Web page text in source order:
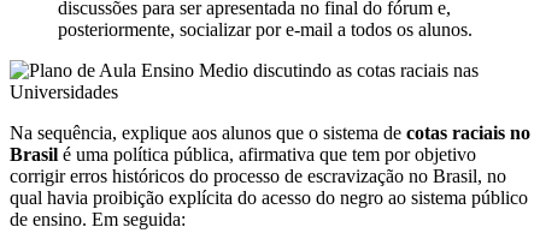
discussões para ser apresentada no final do fórum e,
posteriormente, socializar por e-mail a todos os alunos.
Na sequência, explique aos alunos que o sistema de cotas raciais no
Brasil é uma política pública, afirmativa que tem por objetivo
corrigir erros históricos do processo de escravização no Brasil, no
qual havia proibição explícita do acesso do negro ao sistema público
de ensino. Em seguida: